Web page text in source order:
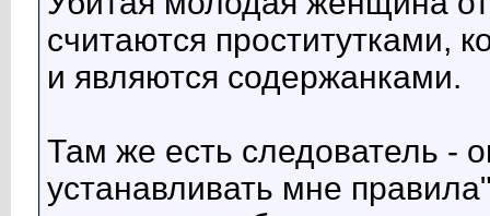
считаются проститутками,
и являются содержанками.
Там же есть следователь -
устанавливать мне